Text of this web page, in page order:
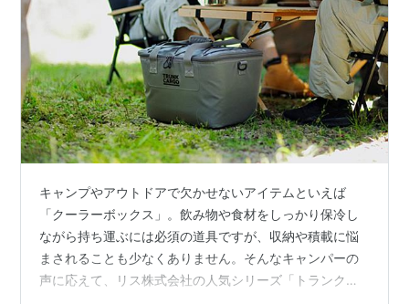
キャンプやアウトドアで欠かせないアイテムといえば
「クーラーボックス」。飲み物や食材をしっかり保冷し
ながら持ち運ぶには必須の道具ですが、収納や積載に悩
まされることも少なくありません。そんなキャンパーの
声に応えて、リス株式会社の人気シリーズ「トランクカ